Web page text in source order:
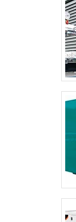
ALUGUEL GERADOR
ALUGUEL GERADOR
ALUGUEL GERADOR
ALUGUEL GERADOR
ALUGUEL GERADOR
ALUGUEL GERADOR
ALUGUEL DE GRUPO
ALUGUEL DE
ALUGUEL DE
ALUGUEL DE
ALUGUEL DE
ALUGUEL DE
ALUGUEL DE
ALUGUEL DE